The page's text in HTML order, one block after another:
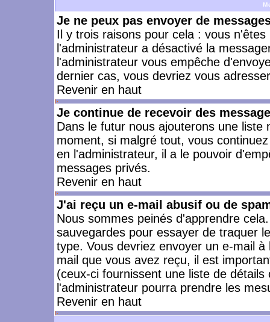
Je ne peux pas envoyer de
Il y trois raisons pour cela : vous
l'administrateur a désactivé la
l'administrateur vous empêche
dernier cas, vous devriez vous
Revenir en haut
Je continue de recevoir des
Dans le futur nous ajouterons une
moment, si malgré tout, vous
en l'administrateur, il a le pouvoir
messages privés.
Revenir en haut
J'ai reçu un e-mail abusif ou de
Nous sommes peinés d'apprendre
sauvegardes pour essayer de traquer
type. Vous devriez envoyer un e-mail
mail que vous avez reçu, il est
(ceux-ci fournissent une liste de
l'administrateur pourra prendre les
Revenir en haut